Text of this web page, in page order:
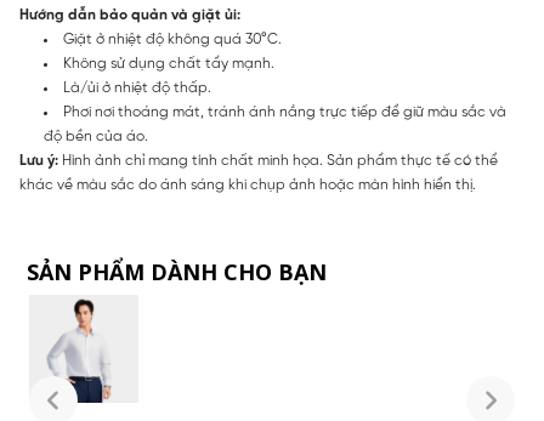
Hướng dẫn bảo quản và giặt ủi:
Giặt ở nhiệt độ không quá 30°C.
Không sử dụng chất tẩy mạnh.
Là/ủi ở nhiệt độ thấp.
Phơi nơi thoáng mát, tránh ánh nắng trực tiếp để giữ màu sắc và
độ bền của áo.
Lưu ý: Hình ảnh chỉ mang tính chất minh họa. Sản phẩm thực tế có thể
khác về màu sắc do ánh sáng khi chụp ảnh hoặc màn hình hiển thị.
SẢN PHẨM DÀNH CHO BẠN